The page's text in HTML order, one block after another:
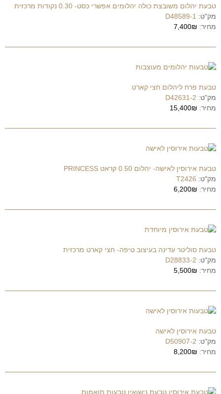
טבעת יהלום משובצת כולה יהלומים אפשרי כסט- 0.30 נקודות מרכזית
מק"ט: D48589-1
מחיר: 7,400₪
טבעת פרח ליהלום חצי קארט
מק"ט: D42631-2
מחיר: 15,400₪
טבעת אירוסין לאישה- יהלום 0.50 קראט PRINCESS
מק"ט: T2426
מחיר: 6,200₪
טבעת סוליטר עדינה בעיצוב טיפה- חצי קארט מרכזית
מק"ט: D28833-2
מחיר: 5,500₪
טבעת אירוסין לאישה
מק"ט: D50907-2
מחיר: 8,200₪